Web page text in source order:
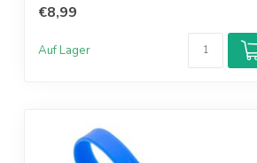
€8,99
Auf Lager